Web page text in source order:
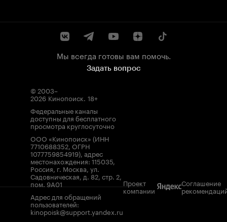
Мы всегда готовы вам помочь.
Задать вопрос
© 2003–
2026 Кинопоиск. 18+
Федеральные каналы
доступны для бесплатного
просмотра круглосуточно
ООО «Кинопоиск» (ИНН
7710688352, ОГРН
1077759854919), адрес
местонахождения: 115035,
Россия, г. Москва, ул.
Садовническая, д. 82, стр. 2,
пом. 9А01
Адрес для обращений
пользователей:
kinopoisk@support.yandex.ru
Проект
компании
Соглашение